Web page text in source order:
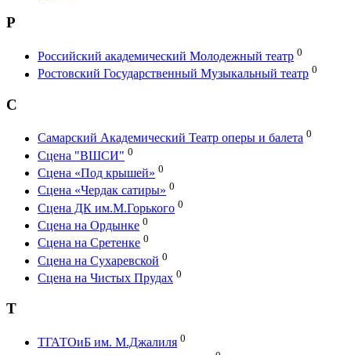
Р
Российский академический Молодежный театр 0
Ростовский Государственный Музыкальный театр 0
С
Самарский Академический Театр оперы и балета 0
Сцена "ВШСИ" 0
Сцена «Под крышей» 0
Сцена «Чердак сатиры» 0
Сцена ДК им.М.Горького 0
Сцена на Ордынке 0
Сцена на Сретенке 0
Сцена на Сухаревской 0
Сцена на Чистых Прудах 0
Т
ТГАТОиБ им. М.Джалиля 0